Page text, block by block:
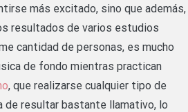
más excitado, sino que además,
resultados de varios estudios
cantidad de personas, es mucho
de fondo mientras practican
, que realizarse cualquier tipo de
de resultar bastante llamativo, lo